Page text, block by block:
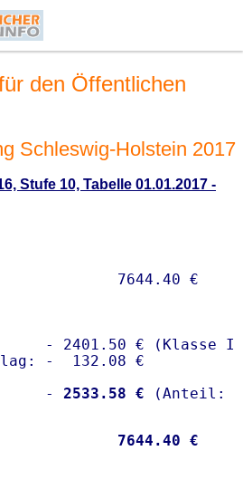
den Öffentlichen
Schleswig-Holstein 2017
Stufe 10, Tabelle 01.01.2017 -
- 2401.50 € (Klasse I)
-  132.08 €
-
2533.58 €
7644.40 €